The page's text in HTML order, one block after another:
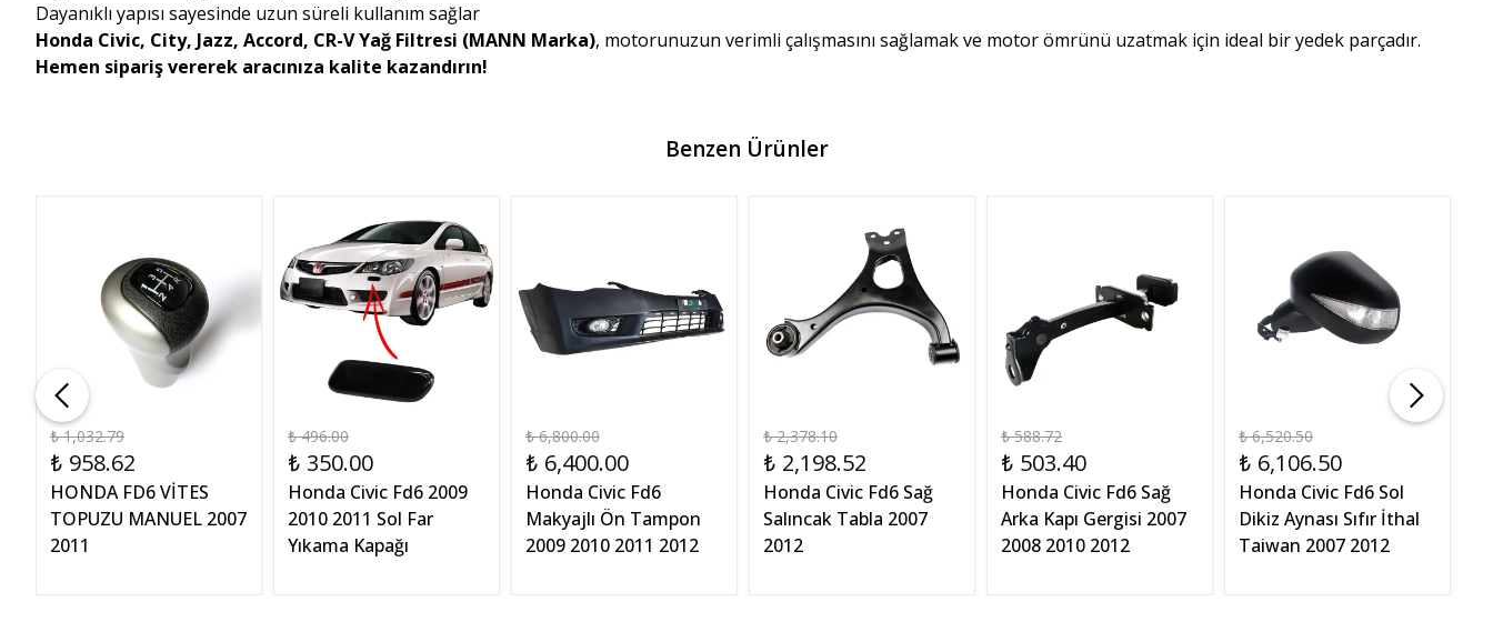
Dayanıklı yapısı sayesinde uzun süreli kullanım sağlar
Honda Civic, City, Jazz, Accord, CR-V Yağ Filtresi (MANN Marka), motorunuzun verimli çalışmasını sağlamak ve motor ömrünü uzatmak için ideal bir yedek parçadır.
Hemen sipariş vererek aracınıza kalite kazandırın!
Benzen Ürünler
₺ 1,032.79
₺ 958.62
HONDA FD6 VİTES
TOPUZU MANUEL 2007
2011
₺ 496.00
₺ 350.00
Honda Civic Fd6 2009
2010 2011 Sol Far
Yıkama Kapağı
₺ 6,800.00
₺ 6,400.00
Honda Civic Fd6
Makyajlı Ön Tampon
2009 2010 2011 2012
₺ 2,378.10
₺ 2,198.52
Honda Civic Fd6 Sağ
Salıncak Tabla 2007
2012
₺ 588.72
₺ 503.40
Honda Civic Fd6 Sağ
Arka Kapı Gergisi 2007
2008 2010 2012
₺ 6,520.50
₺ 6,106.50
Honda Civic Fd6 Sol
Dikiz Aynası Sıfır İthal
Taiwan 2007 2012